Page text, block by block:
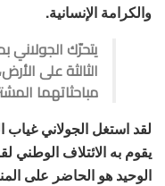
والكرامة الإنسانية.
يتحرّك
الثالثة على
مباحثاتهما
لقد استغل الجولاني
يقوم به الائتلاف الوطني
الوحيد هو الحاضر على